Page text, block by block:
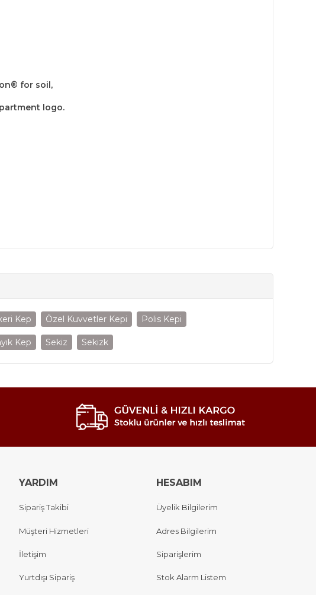
for soil,
logo.
Kep Özel Kuvvetler Kepi Polis Kepi
Kep Sekiz Sekizk
YARDIM
Sipariş Takibi
Müşteri Hizmetleri
İletişim
Yurtdışı Sipariş
HESABIM
Üyelik Bilgilerim
Adres Bilgilerim
Siparişlerim
Stok Alarm Listem